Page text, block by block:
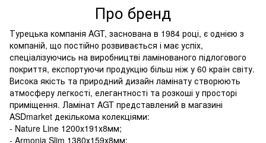
Про бренд
Турецька компанія AGT, заснована в 1984 році, є однією з
компаній, що постійно розвивається і має успіх,
спеціалізуючись на виробництві ламінованого підлогового
покриття, експортуючи продукцію більш ніж у 60 країн світу.
Висока якість та природний дизайн ламінату створюють
атмосферу легкості, елегантності та розкоші у просторі
приміщення. Ламінат AGT представлений в магазині
ASDmarket декількома колекціями:
- Nature Line 1200х191х8мм;
- Armonia Slim 1380х159х8мм;